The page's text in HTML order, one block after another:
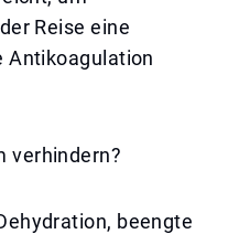
Reise eine
Antikoagulation
verhindern?
beengte